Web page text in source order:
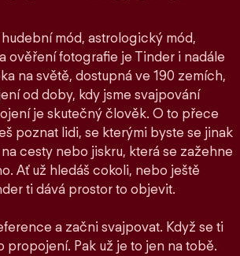
mód, astrologický mód,
ověření fotografie je Tinder i nadále
na světě, dostupná ve 190 zemích,
od doby, kdy jsme svajpování
je skutečný člověk. O to přece
poznat lidi, se kterými byste se jinak
cesty nebo jiskru, která se zažehne
Ať už hledáš cokoli, nebo ještě
ti dává prostor to objevit.
a začni svajpovat. Když se ti
propojení. Pak už je to jen na tobě.